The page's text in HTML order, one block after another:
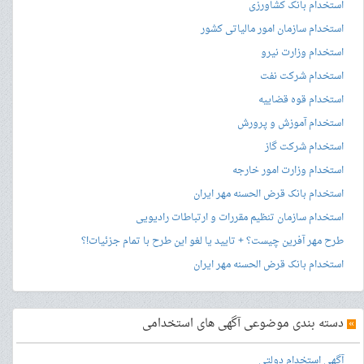
استخدام بانک کشاورزی
استخدام سازمان امور مالیاتی کشور
استخدام وزارت نیرو
استخدام شرکت نفت
استخدام قوه قضاییه
استخدام آموزش و پرورش
استخدام شرکت گاز
استخدام وزارت امور خارجه
استخدام بانک قرض الحسنه مهر ایران
استخدام سازمان تنظیم مقررات و ارتباطات رادیویی
طرح مهر آفرین چیست؟ + تایید یا لغو این طرح با تمام جزئیات!؟
استخدام بانک قرض الحسنه مهر ایران
» دسته بندی موضوعی آگهی های استخدامی
آگهی استخدام دولتی